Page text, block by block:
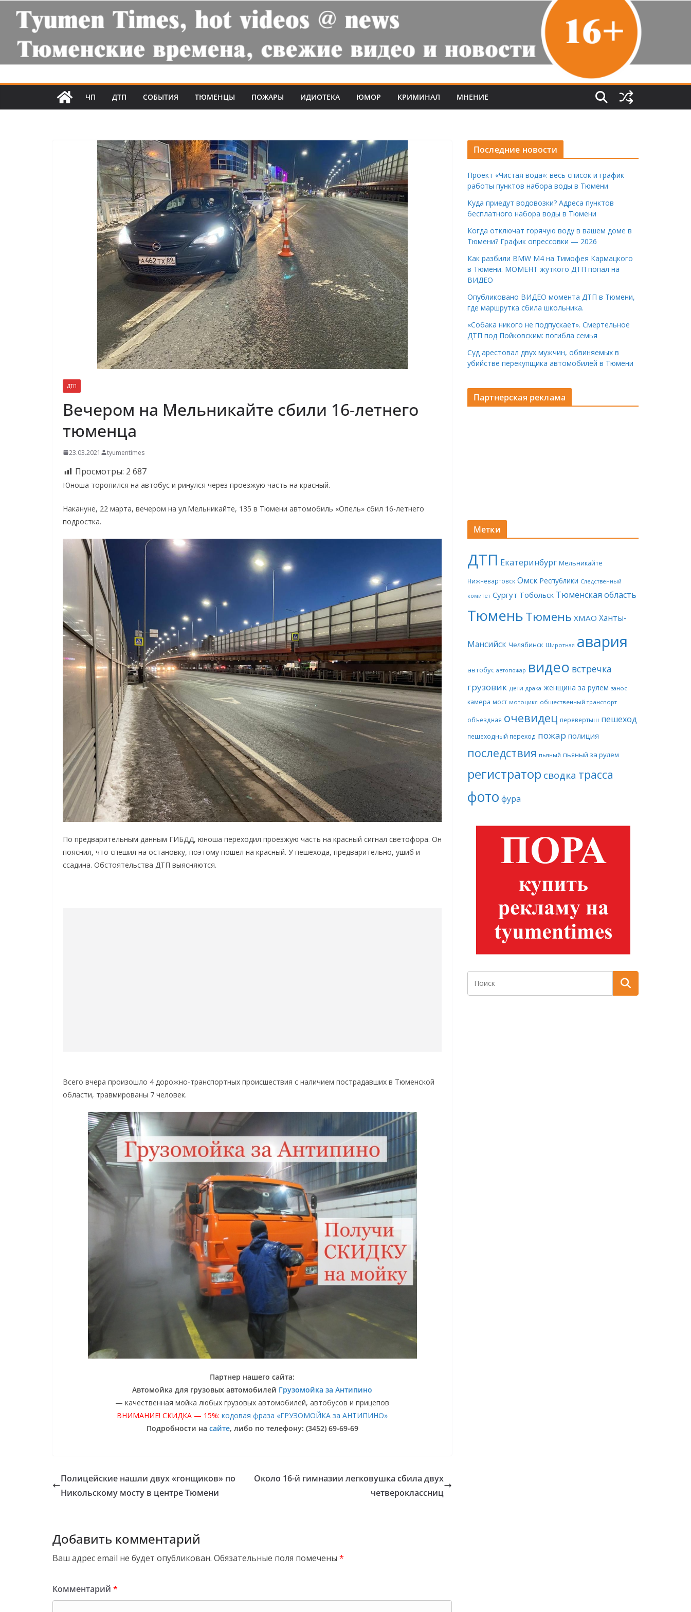
ЧП ДТП СОБЫТИЯ ТЮМЕНЦЫ ПОЖАРЫ ИДИОТЕКА ЮМОР КРИМИНАЛ МНЕНИЕ
ДТП
Вечером на Мельникайте сбили 16-летнего
тюменца
23.03.2021 tyumentimes
Просмотры: 2 687
Юноша торопился на автобус и ринулся через проезжую часть на красный.
Накануне, 22 марта, вечером на ул.Мельникайте, 135 в Тюмени автомобиль «Опель» сбил 16-летнего
подростка.
По предварительным данным ГИБДД, юноша переходил проезжую часть на красный сигнал светофора. Он
пояснил, что спешил на остановку, поэтому пошел на красный. У пешехода, предварительно, ушиб и
ссадина. Обстоятельства ДТП выясняются.
Всего вчера произошло 4 дорожно-транспортных происшествия с наличием пострадавших в Тюменской
области, травмированы 7 человек.
Партнер нашего сайта:
Автомойка для грузовых автомобилей Грузомойка за Антипино
— качественная мойка любых грузовых автомобилей, автобусов и прицепов
ВНИМАНИЕ! СКИДКА — 15%: кодовая фраза «ГРУЗОМОЙКА за АНТИПИНО»
Подробности на сайте, либо по телефону: (3452) 69-69-69
Полицейские нашли двух «гонщиков» по
Никольскому мосту в центре Тюмени
Около 16-й гимназии легковушка сбила двух
четвероклассниц
Добавить комментарий
Ваш адрес email не будет опубликован. Обязательные поля помечены *
Комментарий *
Последние новости
Проект «Чистая вода»: весь список и график
работы пунктов набора воды в Тюмени
Куда приедут водовозки? Адреса пунктов
бесплатного набора воды в Тюмени
Когда отключат горячую воду в вашем доме в
Тюмени? График опрессовки — 2026
Как разбили BMW M4 на Тимофея Кармацкого
в Тюмени. МОМЕНТ жуткого ДТП попал на
ВИДЕО
Опубликовано ВИДЕО момента ДТП в Тюмени,
где маршрутка сбила школьника.
«Собака никого не подпускает». Смертельное
ДТП под Пойковским: погибла семья
Суд арестовал двух мужчин, обвиняемых в
убийстве перекупщика автомобилей в Тюмени
Партнерская реклама
Метки
ДТП Екатеринбург Мельникайте
Нижневартовск Омск Республики Следственный
комитет Сургут Тобольск Тюменская область
ТюменьТюмень ХМАО Ханты-
Мансийск Челябинск Широтная авария
автобус автопожар видео встречка
грузовик дети драка женщина за рулем занос
камера мост мотоцикл общественный транспорт
объездная очевидец перевертыш пешеход
пешеходный переход пожар полиция
последствия пьяный пьяный за рулем
регистратор сводка трасса
фото фура